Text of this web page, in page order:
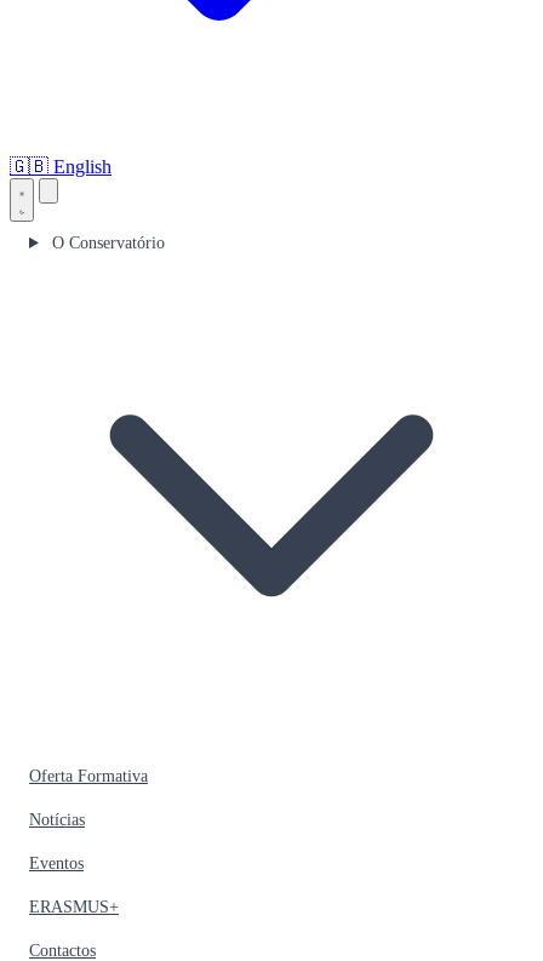
🇬🇧 English
O Conservatório
Oferta Formativa
Notícias
Eventos
ERASMUS+
Contactos